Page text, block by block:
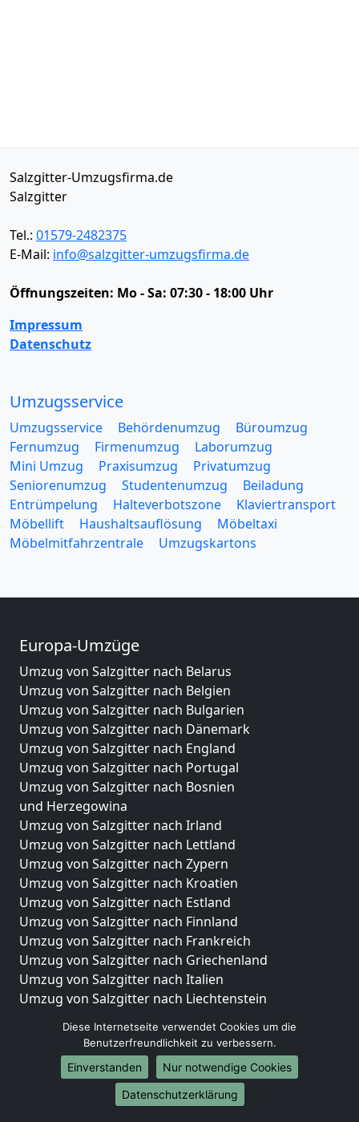
Salzgitter-Umzugsfirma.de
Salzgitter
Tel.: 01579-2482375
E-Mail: info@salzgitter-umzugsfirma.de
Öffnungszeiten: Mo - Sa: 07:30 - 18:00 Uhr
Impressum
Datenschutz
Umzugsservice
Umzugsservice Behördenumzug
Büroumzug
Fernumzug
Firmenumzug
Laborumzug
Mini Umzug
Praxisumzug
Privatumzug
Seniorenumzug
Studentenumzug
Beiladung
Entrümpelung
Halteverbotszone
Klaviertransport
Möbellift
Haushaltsauflösung
Möbeltaxi
Möbelmitfahrzentrale
Umzugskartons
Europa-Umzüge
Umzug von Salzgitter nach Belarus
Umzug von Salzgitter nach Belgien
Umzug von Salzgitter nach Bulgarien
Umzug von Salzgitter nach Dänemark
Umzug von Salzgitter nach England
Umzug von Salzgitter nach Portugal
Umzug von Salzgitter nach Bosnien
und Herzegowina
Umzug von Salzgitter nach Irland
Umzug von Salzgitter nach Lettland
Umzug von Salzgitter nach Zypern
Umzug von Salzgitter nach Kroatien
Umzug von Salzgitter nach Estland
Umzug von Salzgitter nach Finnland
Umzug von Salzgitter nach Frankreich
Umzug von Salzgitter nach Griechenland
Umzug von Salzgitter nach Italien
Umzug von Salzgitter nach Liechtenstein
Umzug von Salzgitter nach Niederlande
Umzug von Salzgitter nach Norwegen
Umzüge-Deutschlandweit
Diese Internetseite verwendet Cookies um die
Benutzerfreundlichkeit zu verbessern.
Einverstanden
Nur notwendige Cookies
Datenschutzerklärung